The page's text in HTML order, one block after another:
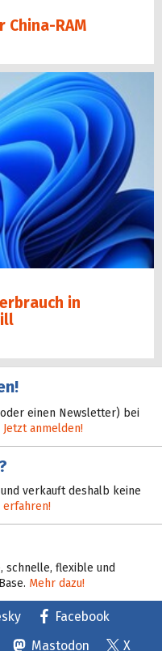
China-RAM
in
einen Newsletter) bei
Jetzt anmelden!
verkauft deshalb keine
erfahren!
schnelle, flexible und
Mehr dazu!
Facebook
Mastodon X